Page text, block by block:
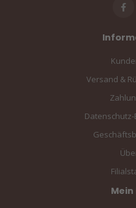
Versand &